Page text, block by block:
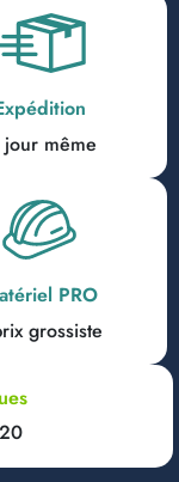
même
PRO
grossiste